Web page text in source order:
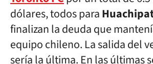
dólares, todos para
finalizan la deuda que
equipo chileno. La salida del
sería la última. En las últimas